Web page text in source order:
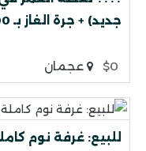
جديد) + جرة الغاز بـ 500 درهم فقط! ????
$0 عجمان
للبيع: غرفة نوم